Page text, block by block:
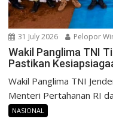
31 July 2026 Pelopor
Wakil Panglima TNI
Pastikan
Wakil Panglima TNI
Menteri Pertahanan RI
NASIONAL